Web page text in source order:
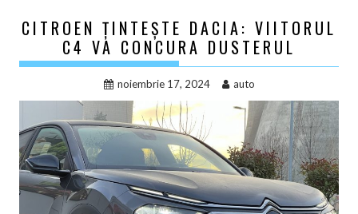
CITROEN ȚINTEȘTE DACIA: VIITORUL
C4 VA CONCURA DUSTERUL
noiembrie 17, 2024 auto